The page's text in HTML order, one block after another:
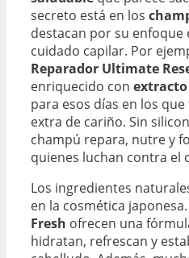
secreto está en los
destacan por su enfoque
cuidado capilar. Por
Reparador Ultimate
enriquecido con
para esos días en los
extra de cariño. Sin
champú repara, nutre y
quienes luchan contra el
Los ingredientes
en la cosmética
Fresh ofrecen una
hidratan, refrescan y